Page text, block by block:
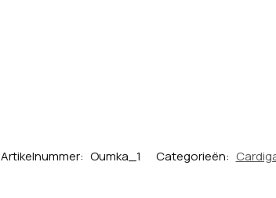
Artikelnummer: Oumka_1 Categorieën: